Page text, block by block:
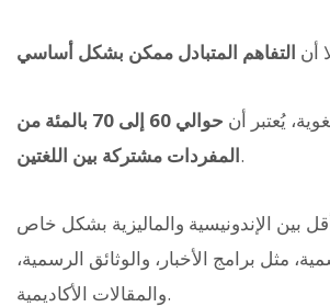
أن التفاهم المتبادل ممكن بشكل أساسي
يُعتبر أن
حوالي 60 إلى 70 بالمئة من
المفردات مشتركة بين اللغتين.
بين الإندونيسية والماليزية بشكل خاص
مثل برامج الأخبار، والوثائق الرسمية،
والمقالات الأكاديمية.